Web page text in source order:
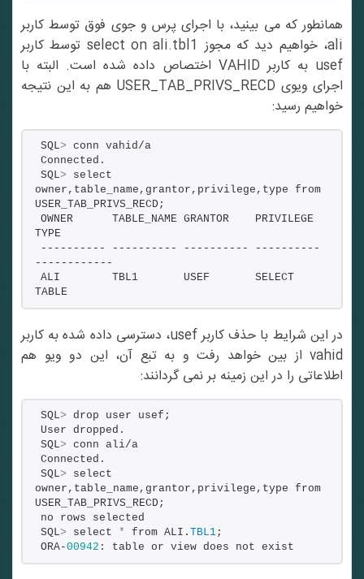
همانطور که می بینید، با اجرای پرس و جوی فوق توسط کاربر
ali، خواهیم دید که مجوز select on ali.tbl1 توسط کاربر
usef به کاربر VAHID اختصاص داده شده است. البته با
اجرای ویوی USER_TAB_PRIVS_RECD هم به این نتیجه
خواهیم رسید:
SQL> conn vahid/a
Connected.
SQL> select
owner,table_name,grantor,privilege,type from
USER_TAB_PRIVS_RECD;
OWNER      TABLE_NAME GRANTOR    PRIVILEGE
TYPE
---------- ---------- ---------- ----------
------------
ALI        TBL1       USEF       SELECT
TABLE
در این شرایط با حذف کاربر usef، دسترسی داده شده به کاربر
vahid از بین خواهد رفت و به تبع آن، این دو ویو هم
اطلاعاتی را در این زمینه بر نمی گردانند:
SQL> drop user usef;
User dropped.
SQL> conn ali/a
Connected.
SQL> select
owner,table_name,grantor,privilege,type from
USER_TAB_PRIVS_RECD;
no rows selected
SQL> select * from ALI.TBL1
ORA-00942: table or view does not exist